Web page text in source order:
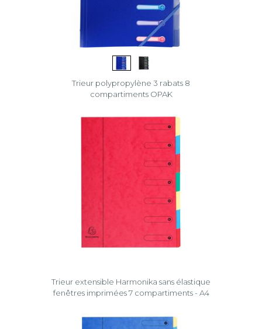
Trieur polypropylène 3 rabats 8
compartiments OPAK
Trieur extensible Harmonika sans élastique
fenêtres imprimées 7 compartiments - A4